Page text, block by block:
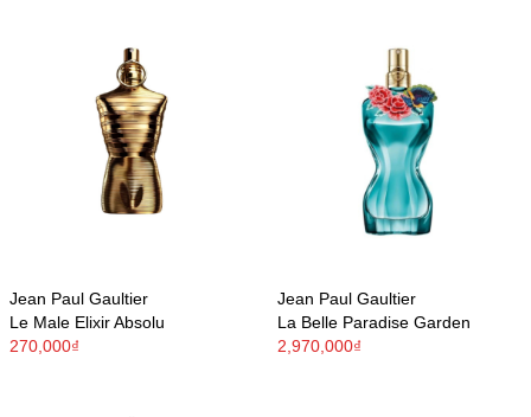
Jean Paul Gaultier
Le Male Elixir Absolu
270,000₫
Jean Paul Gaultier
La Belle Paradise Garden
2,970,000₫